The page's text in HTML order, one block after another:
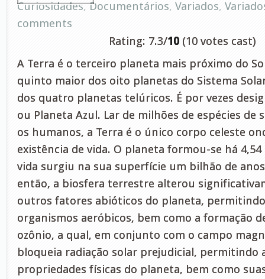
Curiosidades,Documentários, Variados,
comments
Rating: 7.3/10 (10 votes cast)
A Terra é o terceiro planeta mais próximo do
quinto maior dos oito planetas do Sistema
dos quatro planetas telúricos. É por vezes
ou Planeta Azul. Lar de milhões de espécies de
os humanos, a Terra é o único corpo celeste
existência de vida. O planeta formou-se há
vida surgiu na sua superfície um bilhão de
então, a biosfera terrestre alterou
outros fatores abióticos do planeta,
organismos aeróbicos, bem como a formação
ozônio, a qual, em conjunto com o campo
bloqueia radiação solar prejudicial, permitindo
propriedades físicas do planeta, bem como